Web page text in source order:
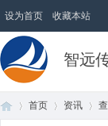
设为首页 收藏本站
智远
首页 资讯